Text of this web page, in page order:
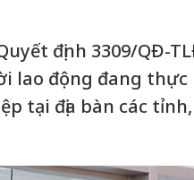
định 3309/QĐ-
lao động đang thực
tại địa bàn các